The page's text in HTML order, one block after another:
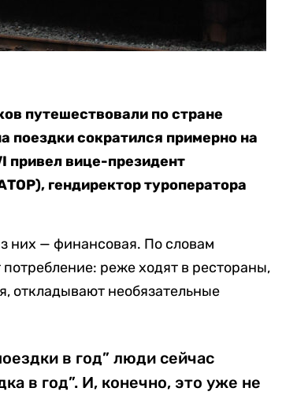
путешествовали по стране
поездки сократился примерно на
привел вице-президент
гендиректор туроператора
них — финансовая. По словам
реже ходят в рестораны,
откладывают необязательные
в год” люди сейчас
в год”. И, конечно, это уже не